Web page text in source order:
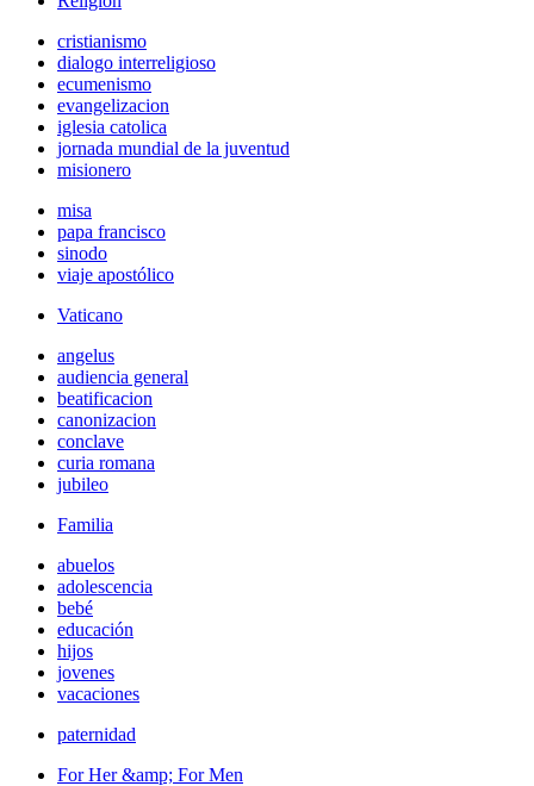
cristianismo
dialogo interreligioso
ecumenismo
evangelizacion
iglesia catolica
jornada mundial de la juventud
misionero
misa
papa francisco
sinodo
viaje apostólico
Vaticano
angelus
audiencia general
beatificacion
canonizacion
conclave
curia romana
jubileo
Familia
abuelos
adolescencia
bebé
educación
hijos
jovenes
vacaciones
paternidad
For Her &amp; For Men